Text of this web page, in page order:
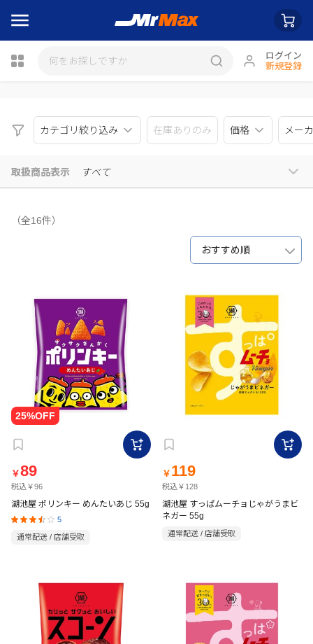
ログイン
新規登録
カテゴリ絞り込み 在庫ありのみ 価格 メー
取扱商品表示 すべて
（全16件）
おすすめ順
￥89
税込￥96
湖池屋 ポリンキー めんたいあじ 55g
5
通常配送 / 店舗受取
￥ 119
税込￥128
湖池屋 すっぱムーチョじゃがうまビ
ネガー 55g
通常配送 / 店舗受取